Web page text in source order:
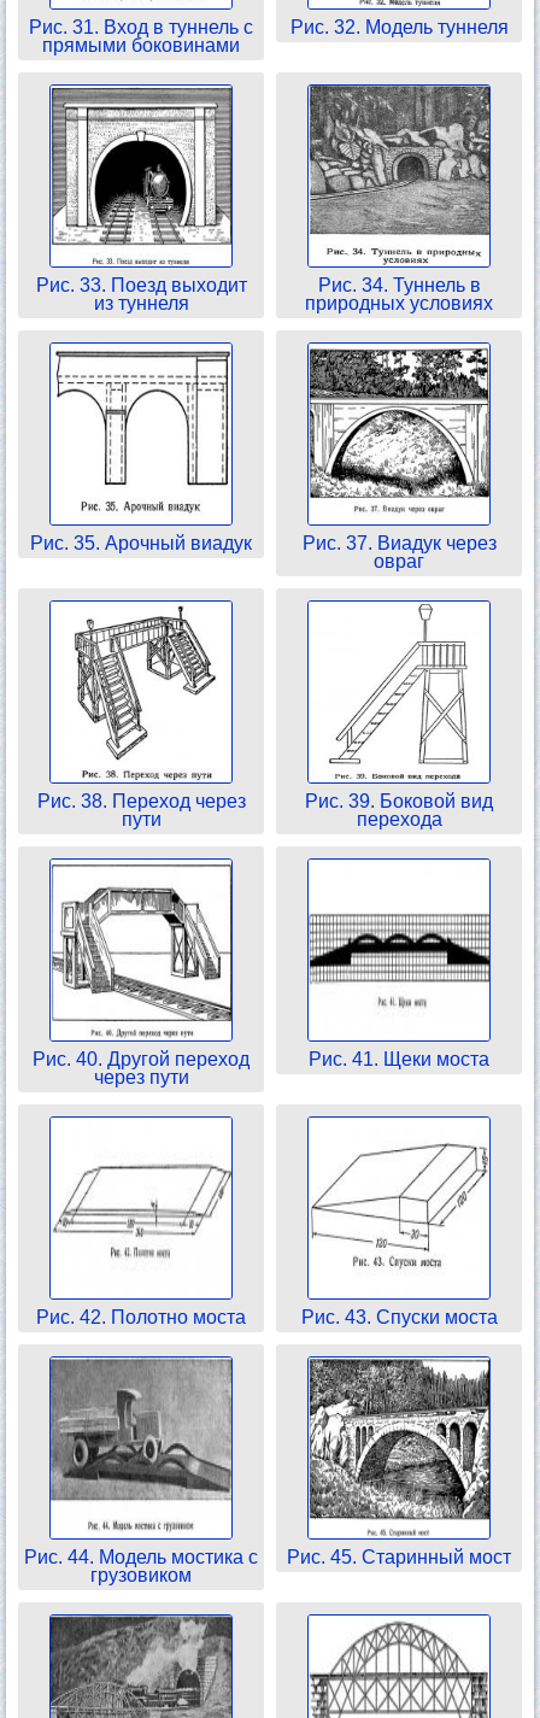
Рис. 31. Вход в туннель с
прямыми боковинами
Рис. 32. Модель туннеля
Рис. 33. Поезд выходит
из туннеля
Рис. 34. Туннель в
природных условиях
Рис. 35. Арочный виадук
Рис. 37. Виадук через
овраг
Рис. 38. Переход через
пути
Рис. 39. Боковой вид
перехода
Рис. 40. Другой переход
через пути
Рис. 41. Щеки моста
Рис. 42. Полотно моста Рис. 43. Спуски моста
Рис. 44. Модель мостика с
грузовиком
Рис. 45. Старинный мост